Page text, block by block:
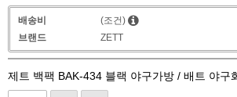
배송비
(조건)
브랜드
ZETT
제트 백팩 BAK-434 블랙 야구가방 / 배트 야구